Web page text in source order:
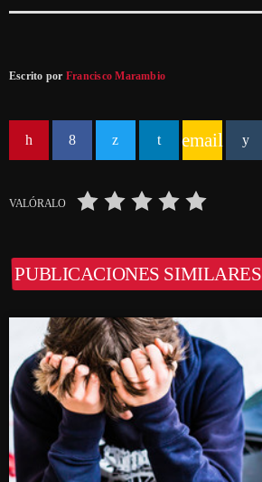
Escrito por Francisco Marambio
email
VALÓRALO
PUBLICACIONES SIMILARES